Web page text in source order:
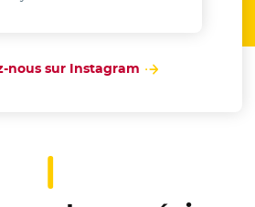
nous sur Instagram - Nouvelle